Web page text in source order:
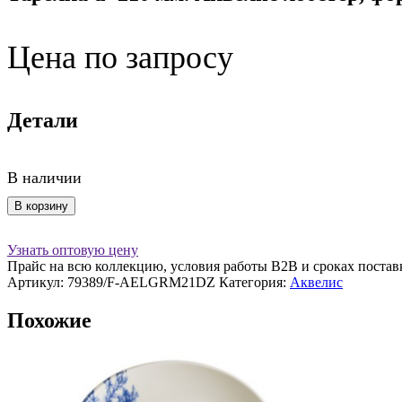
Цена по запросу
Детали
В наличии
Количество
товара
d=210
мм.
Аквелис
форма
Гурмэ
В корзину
Узнать оптовую цену
Прайс на всю коллекцию, условия работы В2В и сроках
Артикул: 79389/F-AELGRM21DZ Категория: Аквелис
Похожие